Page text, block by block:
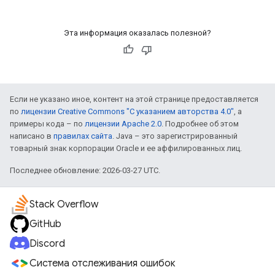
Эта информация оказалась полезной?
Если не указано иное, контент на этой странице предоставляется
по лицензии Creative Commons "С указанием авторства 4.0", а
примеры кода – по лицензии Apache 2.0. Подробнее об этом
написано в правилах сайта. Java – это зарегистрированный
товарный знак корпорации Oracle и ее аффилированных лиц.
Последнее обновление: 2026-03-27 UTC.
Stack Overflow
GitHub
Discord
Система отслеживания ошибок